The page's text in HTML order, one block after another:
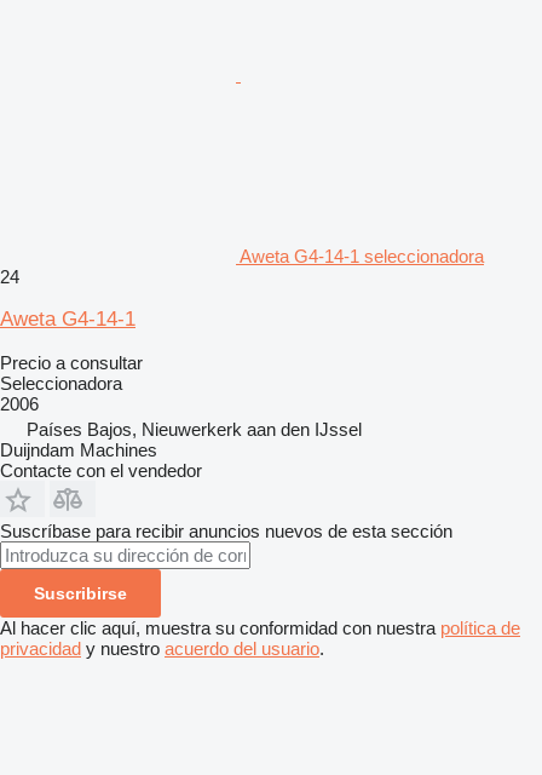
Aweta G4-14-1 seleccionadora
24
Aweta G4-14-1
Precio a consultar
Seleccionadora
2006
Países Bajos, Nieuwerkerk aan den IJssel
Duijndam Machines
Contacte con el vendedor
Suscríbase para recibir anuncios nuevos de esta sección
Suscribirse
Al hacer clic aquí, muestra su conformidad con nuestra política de
privacidad y nuestro acuerdo del usuario.